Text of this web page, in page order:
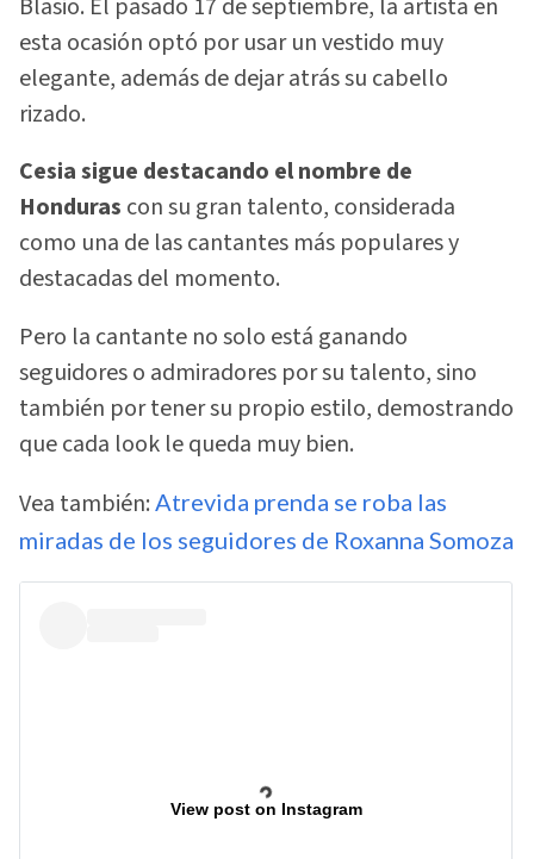
Blasio. El pasado 17 de septiembre, la artista en
esta ocasión optó por usar un vestido muy
elegante, además de dejar atrás su cabello
rizado.
Cesia sigue destacando el nombre de
Honduras con su gran talento, considerada
como una de las cantantes más populares y
destacadas del momento.
Pero la cantante no solo está ganando
seguidores o admiradores por su talento, sino
también por tener su propio estilo, demostrando
que cada look le queda muy bien.
Vea también: Atrevida prenda se roba las
miradas de los seguidores de Roxanna Somoza
View post on Instagram